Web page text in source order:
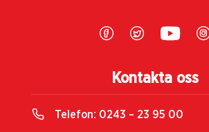
Kontakta oss
Telefon: 0243 – 23 95 00